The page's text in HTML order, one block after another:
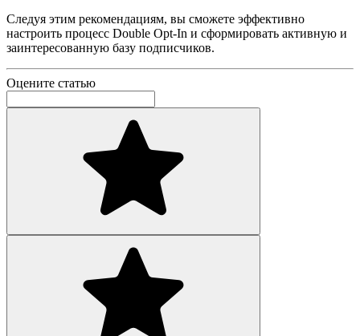
Следуя этим рекомендациям, вы сможете эффективно
настроить процесс Double Opt-In и сформировать активную и
заинтересованную базу подписчиков.
Оцените статью